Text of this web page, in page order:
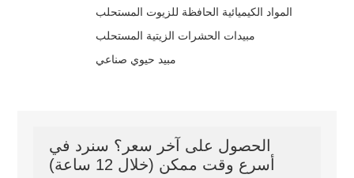
المواد الكيميائية الحافظة للزيوت المستحلب
مبيدات الحشرات الزيتية المستحلب
مبيد حيوي صناعي
الحصول على آخر سعر؟ سنرد في
أسرع وقت ممكن (خلال 12 ساعة)